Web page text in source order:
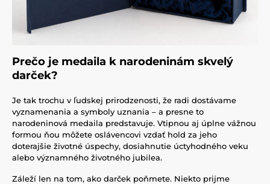
Prečo je medaila k narodeninám skvelý
darček?
Je tak trochu v ľudskej prirodzenosti, že radi dostávame
vyznamenania a symboly uznania – a presne to
narodeninová medaila predstavuje. Vtipnou aj úplne vážnou
formou ňou môžete oslávencovi vzdať hold za jeho
doterajšie životné úspechy, dosiahnutie úctyhodného veku
alebo významného životného jubilea.
Záleží len na tom, ako darček poňmete. Niekto prijme